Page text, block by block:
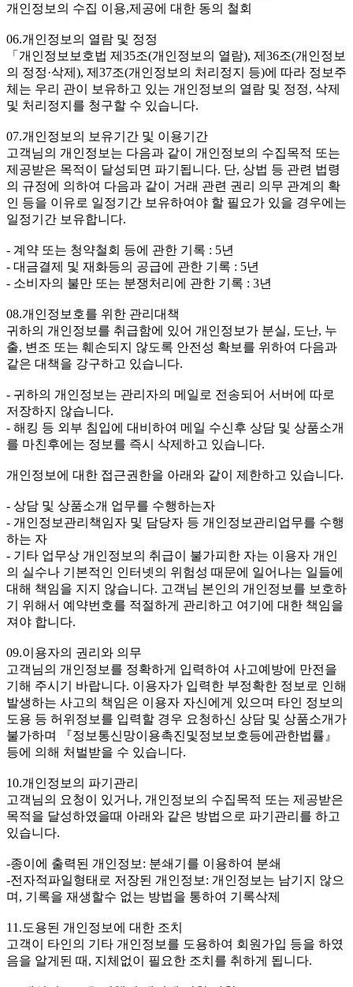
개인정보의 수집 이용,제공에 대한 동의 철회
06.개인정보의 열람 및 정정
「개인정보보호법 제35조(개인정보의 열람), 제36조(개인정보
의 정정·삭제), 제37조(개인정보의 처리정지 등)에 따라 정보주
체는 우리 관이 보유하고 있는 개인정보의 열람 및 정정, 삭제
및 처리정지를 청구할 수 있습니다.
07.개인정보의 보유기간 및 이용기간
고객님의 개인정보는 다음과 같이 개인정보의 수집목적 또는
제공받은 목적이 달성되면 파기됩니다. 단, 상법 등 관련 법령
의 규정에 의하여 다음과 같이 거래 관련 권리 의무 관계의 확
인 등을 이유로 일정기간 보유하여야 할 필요가 있을 경우에는
일정기간 보유합니다.
- 계약 또는 청약철회 등에 관한 기록 : 5년
- 대금결제 및 재화등의 공급에 관한 기록 : 5년
- 소비자의 불만 또는 분쟁처리에 관한 기록 : 3년
08.개인정보호를 위한 관리대책
귀하의 개인정보를 취급함에 있어 개인정보가 분실, 도난, 누
출, 변조 또는 훼손되지 않도록 안전성 확보를 위하여 다음과
같은 대책을 강구하고 있습니다.
- 귀하의 개인정보는 관리자의 메일로 전송되어 서버에 따로
저장하지 않습니다.
- 해킹 등 외부 침입에 대비하여 메일 수신후 상담 및 상품소개
를 마친후에는 정보를 즉시 삭제하고 있습니다.
개인정보에 대한 접근권한을 아래와 같이 제한하고 있습니다.
- 상담 및 상품소개 업무를 수행하는자
- 개인정보관리책임자 및 담당자 등 개인정보관리업무를 수행
하는 자
- 기타 업무상 개인정보의 취급이 불가피한 자는 이용자 개인
의 실수나 기본적인 인터넷의 위험성 때문에 일어나는 일들에
대해 책임을 지지 않습니다. 고객님 본인의 개인정보를 보호하
기 위해서 예약번호를 적절하게 관리하고 여기에 대한 책임을
져야 합니다.
09.이용자의 권리와 의무
고객님의 개인정보를 정확하게 입력하여 사고예방에 만전을
기해 주시기 바랍니다. 이용자가 입력한 부정확한 정보로 인해
발생하는 사고의 책임은 이용자 자신에게 있으며 타인 정보의
도용 등 허위정보를 입력할 경우 요청하신 상담 및 상품소개가
불가하며 『정보통신망이용촉진및정보보호등에관한법률』
등에 의해 처벌받을 수 있습니다.
10.개인정보의 파기관리
고객님의 요청이 있거나, 개인정보의 수집목적 또는 제공받은
목적을 달성하였을때 아래와 같은 방법으로 파기관리를 하고
있습니다.
-종이에 출력된 개인정보: 분쇄기를 이용하여 분쇄
-전자적파일형태로 저장된 개인정보: 개인정보는 남기지 않으
며, 기록을 재생할수 없는 방법을 통하여 기록삭제
11.도용된 개인정보에 대한 조치
고객이 타인의 기타 개인정보를 도용하여 회원가입 등을 하였
음을 알게된 때, 지체없이 필요한 조치를 취하게 됩니다.